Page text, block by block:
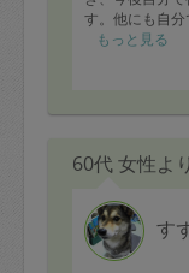
す。他にも自
で、またお願
もっと見る
60代 女性より
す